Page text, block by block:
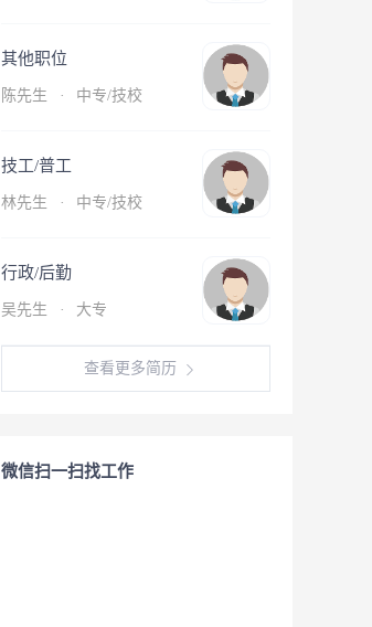
其他职位
陈先生 · 中专/技校
技工/普工
林先生 · 中专/技校
行政/后勤
吴先生 · 大专
查看更多简历
微信扫一扫找工作